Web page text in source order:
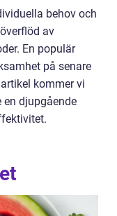
behov och
av
En populär
på senare
kommer vi
djupgående